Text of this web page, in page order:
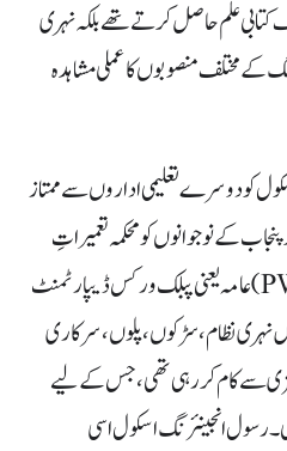
کتابی علم حاصل کرتے تھے بلکہ نہری
کے مختلف منصوبوں کا عملی مشاہدہ
کو دوسرے تعلیمی اداروں سے ممتاز
کے نوجوانوں کو محکمہ تعمیراتِ
عامہ یعنی پبلک ورکس ڈیپارٹمنٹ (PWD) کی ذیلی خدمات کے لیے تیار
نہری نظام، سڑکوں، پلوں، سرکاری
سے کام کر رہی تھی، جس کے لیے
رسول انجینئرنگ اسکول اسی